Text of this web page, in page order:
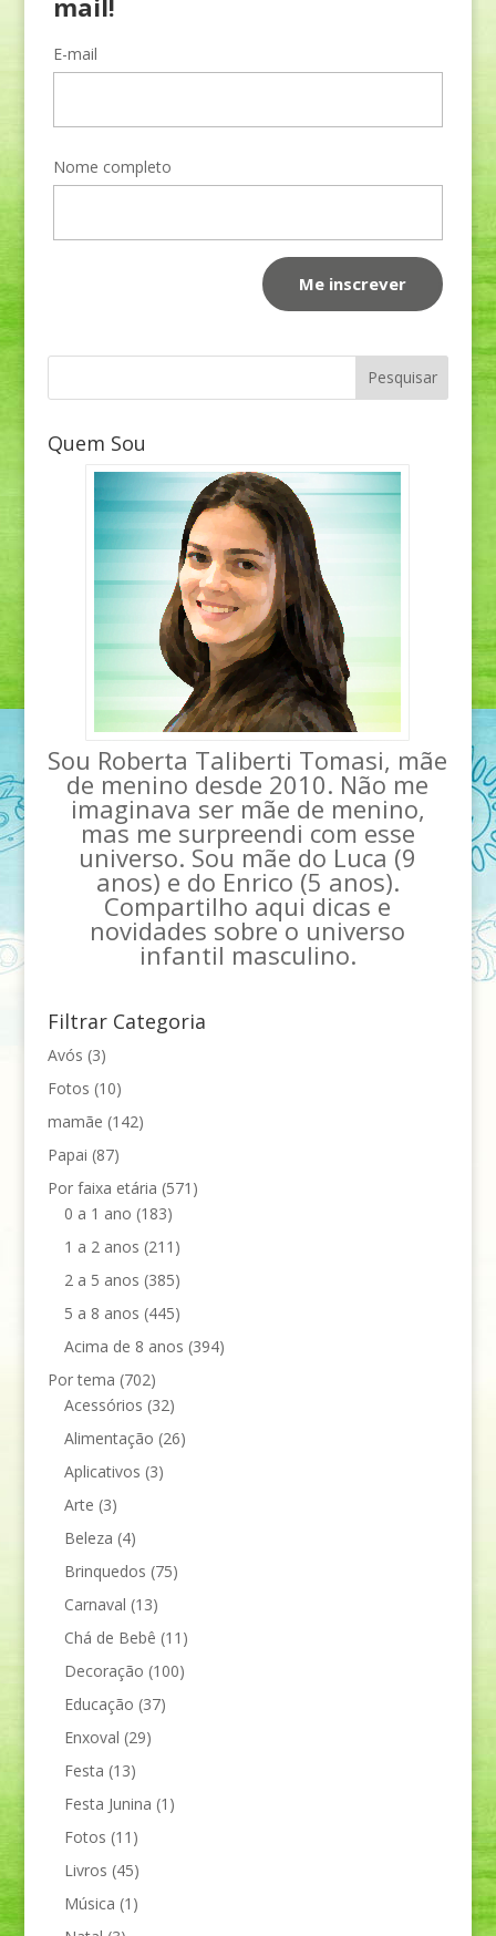
E-mail
Nome completo
Quem Sou
Sou Roberta Taliberti Tomasi, mãe
de menino desde 2010. Não me
imaginava ser mãe de menino,
mas me surpreendi com esse
universo. Sou mãe do Luca (9
anos) e do Enrico (5 anos).
Compartilho aqui dicas e
novidades sobre o universo
infantil masculino.
Filtrar Categoria
Avós (3)
Fotos (10)
mamãe (142)
Papai (87)
Por faixa etária (571)
0 a 1 ano (183)
1 a 2 anos (211)
2 a 5 anos (385)
5 a 8 anos (445)
Acima de 8 anos (394)
Por tema (702)
Acessórios (32)
Alimentação (26)
Aplicativos (3)
Arte (3)
Beleza (4)
Brinquedos (75)
Carnaval (13)
Chá de Bebê (11)
Decoração (100)
Educação (37)
Enxoval (29)
Festa (13)
Festa Junina (1)
Fotos (11)
Livros (45)
Música (1)